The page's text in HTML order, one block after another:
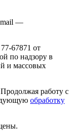
—
67871 от
по надзору в
и массовых
работу с
обработку